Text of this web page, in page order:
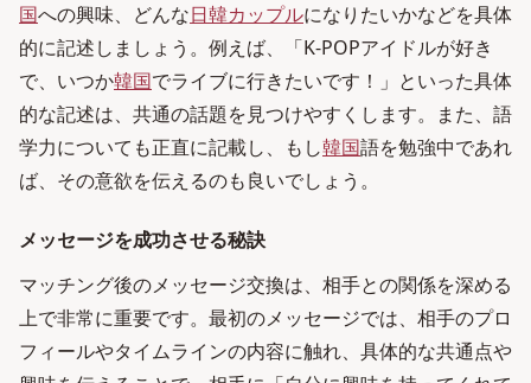
国への興味、どんな日韓カップルになりたいかなどを具体
的に記述しましょう。例えば、「K-POPアイドルが好き
で、いつか韓国でライブに行きたいです！」といった具体
的な記述は、共通の話題を見つけやすくします。また、語
学力についても正直に記載し、もし韓国語を勉強中であれ
ば、その意欲を伝えるのも良いでしょう。
メッセージを成功させる秘訣
マッチング後のメッセージ交換は、相手との関係を深める
上で非常に重要です。最初のメッセージでは、相手のプロ
フィールやタイムラインの内容に触れ、具体的な共通点や